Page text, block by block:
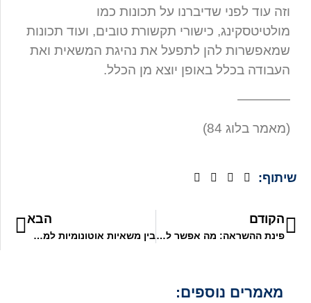
וזה עוד לפני שדיברנו על תכונות כמו
מולטיטסקינג, כישורי תקשורת טובים, ועוד תכונות
שמאפשרות להן לתפעל את נהיגת המשאית ואת
העבודה בכלל באופן יוצא מן הכלל.
————
(מאמר בלוג 84)
שיתוף:
הקודם
פינת ההשראה: מה אפשר לעשות עם רישיון נהיגה למשאית?
הבא
בין משאיות אוטונומיות למחסור עולמי בנהגים עם רישיון למשאית: לאן נוסעים מכאן?
מאמרים נוספים: